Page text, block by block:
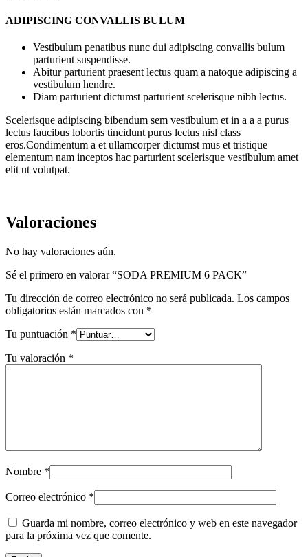
ADIPISCING CONVALLIS BULUM
Vestibulum penatibus nunc dui adipiscing convallis bulum
parturient suspendisse.
Abitur parturient praesent lectus quam a natoque adipiscing a
vestibulum hendre.
Diam parturient dictumst parturient scelerisque nibh lectus.
Scelerisque adipiscing bibendum sem vestibulum et in a a a purus
lectus faucibus lobortis tincidunt purus lectus nisl class
eros.Condimentum a et ullamcorper dictumst mus et tristique
elementum nam inceptos hac parturient scelerisque vestibulum amet
elit ut volutpat.
Valoraciones
No hay valoraciones aún.
Sé el primero en valorar “SODA PREMIUM 6 PACK”
Tu dirección de correo electrónico no será publicada. Los campos
obligatorios están marcados con *
Tu puntuación *
Tu valoración *
Nombre *
Correo electrónico *
Guarda mi nombre, correo electrónico y web en este navegador
para la próxima vez que comente.